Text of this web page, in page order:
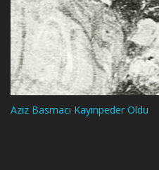
Aziz Basmacı Kayınpeder Oldu